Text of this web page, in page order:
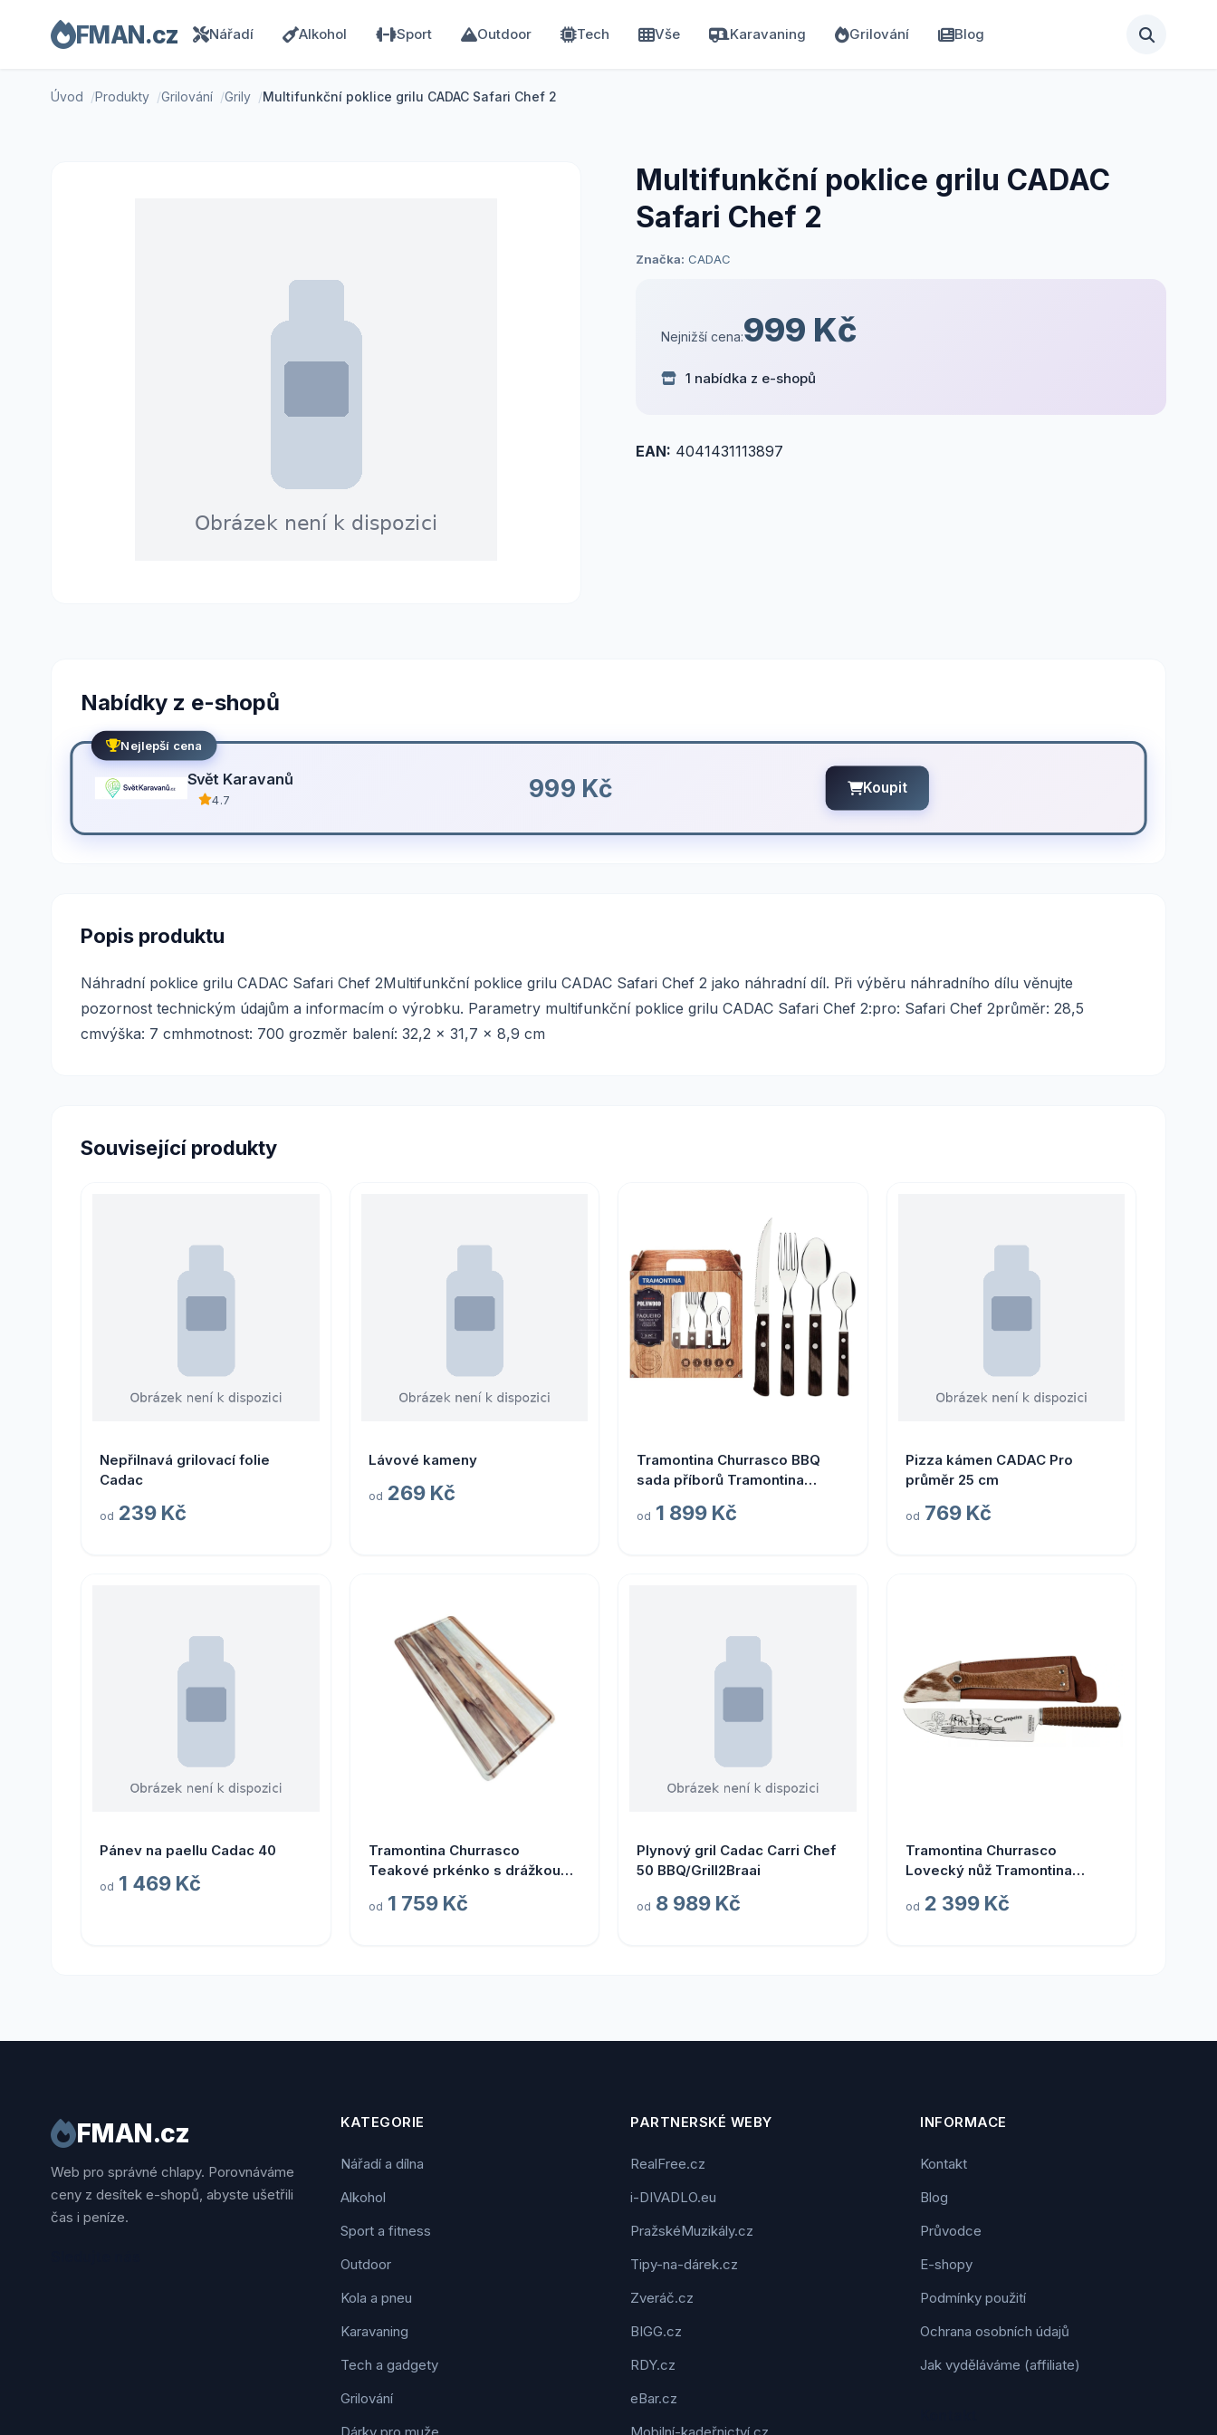
FMAN.cz Nářadí Alkohol Sport Outdoor Tech Vše Karavaning Grilování Blog
Úvod Produkty Grilování Grily Multifunkční poklice grilu CADAC Safari Chef 2
Multifunkční poklice grilu CADAC
Safari Chef 2
Značka: CADAC
Nejnižší cena:999 Kč
1 nabídka z e-shopů
EAN: 4041431113897
Nabídky z e-shopů
Nejlepší cena
Svět Karavanů
4.7 999 Kč Koupit
Popis produktu
Náhradní poklice grilu CADAC Safari Chef 2Multifunkční poklice grilu CADAC Safari Chef 2 jako náhradní díl. Při výběru náhradního dílu věnujte
pozornost technickým údajům a informacím o výrobku. Parametry multifunkční poklice grilu CADAC Safari Chef 2:pro: Safari Chef 2průměr: 28,5
cmvýška: 7 cmhmotnost: 700 grozměr balení: 32,2 x 31,7 x 8,9 cm
Související produkty
Nepřilnavá grilovací folie
Cadac
od 239 Kč
Lávové kameny
od 269 Kč
Tramontina Churrasco BBQ
sada příborů Tramontina
od 1 899 Kč
Pizza kámen CADAC Pro
průměr 25 cm
od 769 Kč
Pánev na paellu Cadac 40
od 1 469 Kč
Tramontina Churrasco
Teakové prkénko s drážkou
od 1 759 Kč
Plynový gril Cadac Carri Chef
50 BBQ/Grill2Braai
od 8 989 Kč
Tramontina Churrasco
Lovecký nůž Tramontina
pouzdrem a ocílkou
od 2 399 Kč
FMAN.cz
Web pro správné chlapy. Porovnáváme
ceny z desítek e-shopů, abyste ušetřili
čas i peníze.
KATEGORIE
Nářadí a dílna
Alkohol
Sport a fitness
Outdoor
Kola a pneu
Karavaning
Tech a gadgety
Grilování
PARTNERSKÉ WEBY
RealFree.cz
i-DIVADLO.eu
PražskéMuzikály.cz
Tipy-na-dárek.cz
Zveráč.cz
BIGG.cz
RDY.cz
eBar.cz
INFORMACE
Kontakt
Blog
Průvodce
E-shopy
Podmínky použití
Ochrana osobních údajů
Jak vyděláváme (affiliate)